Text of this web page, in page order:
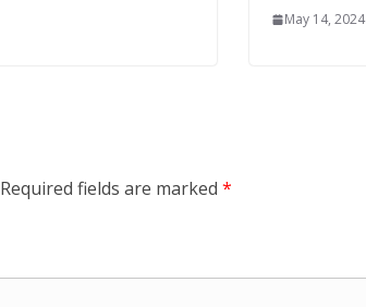
May 14, 2024
Required fields are marked *